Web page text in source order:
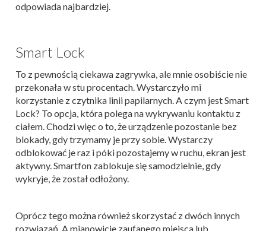
odpowiada najbardziej.
Smart Lock
To z pewnością ciekawa zagrywka, ale mnie osobiście nie
przekonała w stu procentach. Wystarczyło mi
korzystanie z czytnika linii papilarnych. A czym jest Smart
Lock? To opcja, która polega na wykrywaniu kontaktu z
ciałem. Chodzi więc o to, że urządzenie pozostanie bez
blokady, gdy trzymamy je przy sobie. Wystarczy
odblokować je raz i póki pozostajemy w ruchu, ekran jest
aktywny. Smartfon zablokuje się samodzielnie, gdy
wykryje, że został odłożony.
Oprócz tego można również skorzystać z dwóch innych
rozwiązań. A mianowicie zaufanego miejsca lub